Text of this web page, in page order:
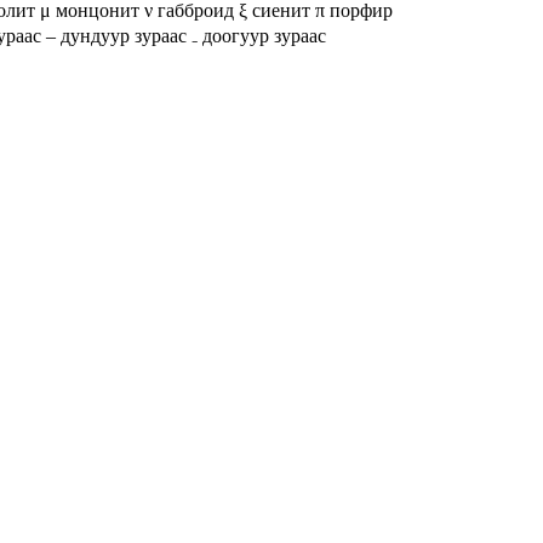
μ монцонит ν габброид ξ сиенит π порфир
– дундуур зураас ₋ доогуур зураас